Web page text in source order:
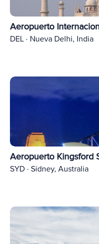
Aeropuerto
DEL · Nueva Delhi, India
Aeropuerto Kingsford
SYD · Sídney, Australia